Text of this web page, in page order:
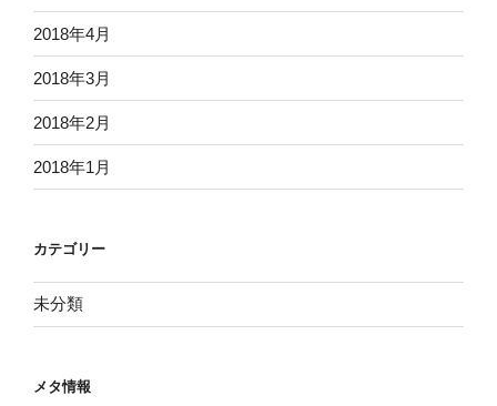
2018年4月
2018年3月
2018年2月
2018年1月
カテゴリー
未分類
メタ情報